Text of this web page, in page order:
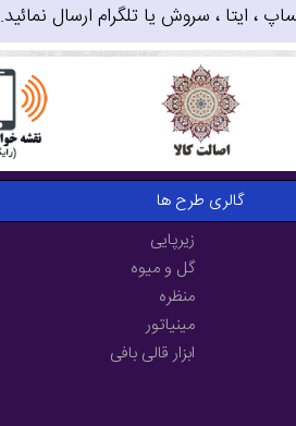
، ایتا ، سروش یا تلگرام ارسال نمائید.
گالری طرح ها
زیرپایی
گل و میوه
منظره
مینیاتور
ابزار قالی بافی